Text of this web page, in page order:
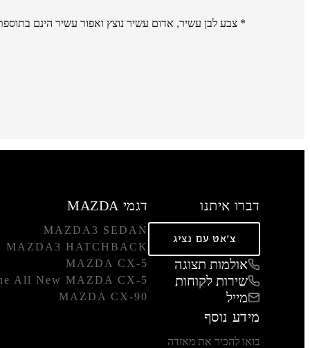
* צבע לבן עשיר, אדום עשיר נוצץ ואפור עשיר הינם בתוספת תשלום של
דברו איתנו
צ'אט עם נציג
אולמות תצוגה
שירות לקוחות
מייל
דגמי MAZDA
MAZDA3 SEDAN
MAZDA3 HATCHBACK
MAZDA CX-5
All New MAZDA CX-5
MAZDA CX-90
מידע נוסף
בואו להכיר את מאזדה